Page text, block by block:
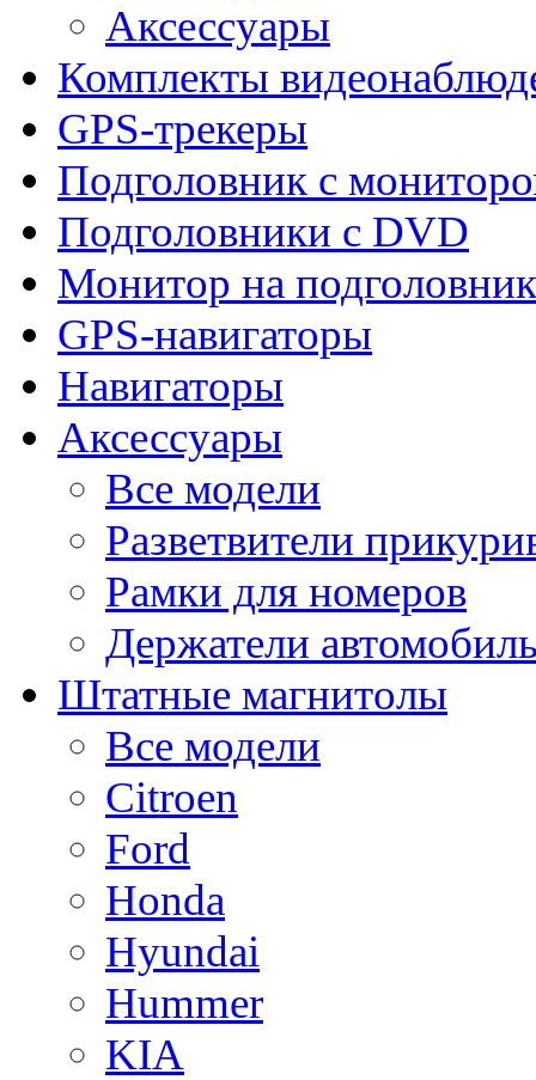
Аксессуары
Комплекты
GPS-трекеры
Подголовник с
Подголовники с DVD
Монитор на подголовник
GPS-навигаторы
Навигаторы
Аксессуары
Все модели
Разветвители
Рамки для номеров
Держатели
Штатные магнитолы
Все модели
Citroen
Ford
Honda
Hyundai
Hummer
KIA